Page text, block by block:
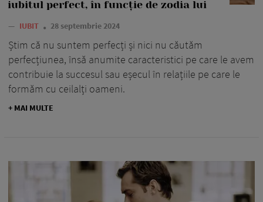
iubitul perfect, în funcție de zodia lui
— IUBIT 28 septembrie 2024
Știm că nu suntem perfecți și nici nu căutăm
perfecțiunea, însă anumite caracteristici pe care le avem
contribuie la succesul sau eșecul în relațiile pe care le
formăm cu ceilalți oameni.
+ MAI MULTE